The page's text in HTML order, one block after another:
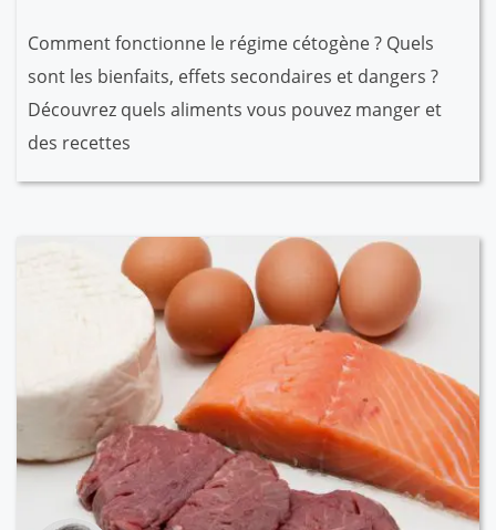
Comment fonctionne le régime cétogène ? Quels
sont les bienfaits, effets secondaires et dangers ?
Découvrez quels aliments vous pouvez manger et
des recettes